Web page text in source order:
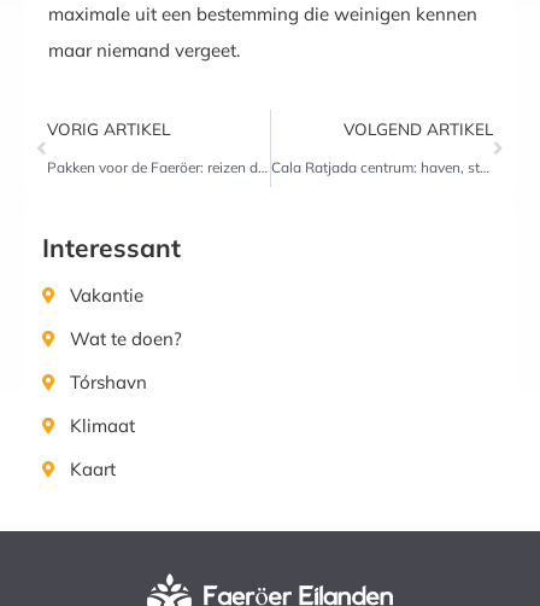
maximale uit een bestemming die weinigen kennen
maar niemand vergeet.
VORIG ARTIKEL
Pakken voor de Faeröer: reizen door wind, regen en mist op de noordelijke eilanden
VOLGEND ARTIKEL
Cala Ratjada centrum: haven, stranden en gezelligheid
Interessant
Vakantie
Wat te doen?
Tórshavn
Klimaat
Kaart